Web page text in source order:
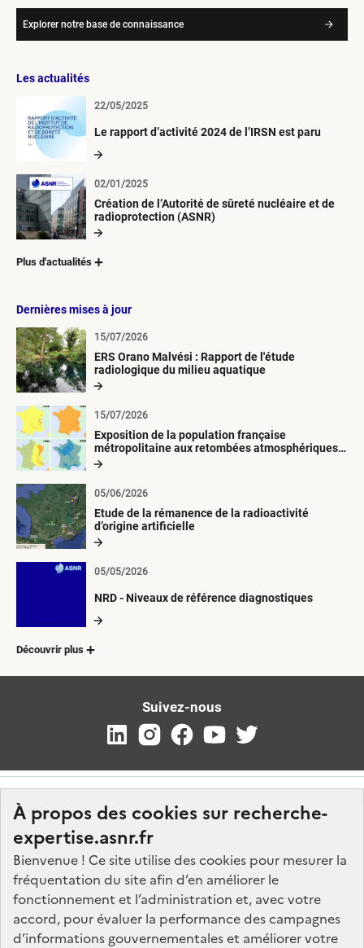
À propos des cookies sur recherche-
expertise.asnr.fr
Bienvenue ! Ce site utilise des cookies pour mesurer la
fréquentation du site afin d’en améliorer le
fonctionnement et l’administration et, avec votre
accord, pour évaluer la performance des campagnes
d’informations gouvernementales et améliorer votre
Explorer notre base de connaissance
Les actualités
Le rapport d’activité 2024 de l’IRSN est paru
22/05/2025
Création de l’Autorité de sûreté nucléaire et de
radioprotection (ASNR)
02/01/2025
Plus d'actualités
Dernières mises à jour
ERS Orano Malvési : Rapport de l'étude
radiologique du milieu aquatique
15/07/2026
Exposition de la population française
métropolitaine aux retombées atmosphériques
radioactives depuis 1945
15/07/2026
Etude de la rémanence de la radioactivité
d’origine artificielle
05/06/2026
NRD - Niveaux de référence diagnostiques
05/05/2026
Découvrir plus
Suivez-nous
Nos marchés
Nos offres d'emploi
FAQ